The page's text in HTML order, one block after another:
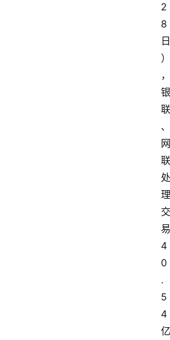
2
8
日
）
，
银
联
、
网
联
处
理
交
易
4
0
.
5
4
亿